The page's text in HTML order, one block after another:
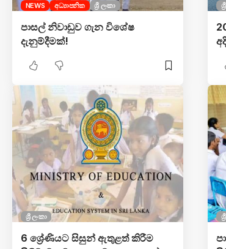
NEWS අධ්‍යාපනික ශ්‍රී ලංකා
පාසල් නිවාඩුව ගැන විශේෂ
දැනුම්දීමක්!
ශ්‍රී ලංකා
6 ශ්‍රේණියට සිසුන් ඇතුළත් කිරීම